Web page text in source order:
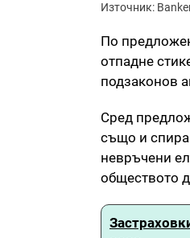
Източник:
По
отпадне
подзаконов
Сред
също и
невръчени
обществото